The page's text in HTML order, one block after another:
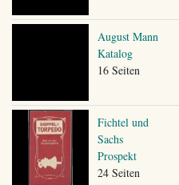
August Mann
Katalog
16 Seiten
Fichtel und
Sachs
Prospekt
24 Seiten